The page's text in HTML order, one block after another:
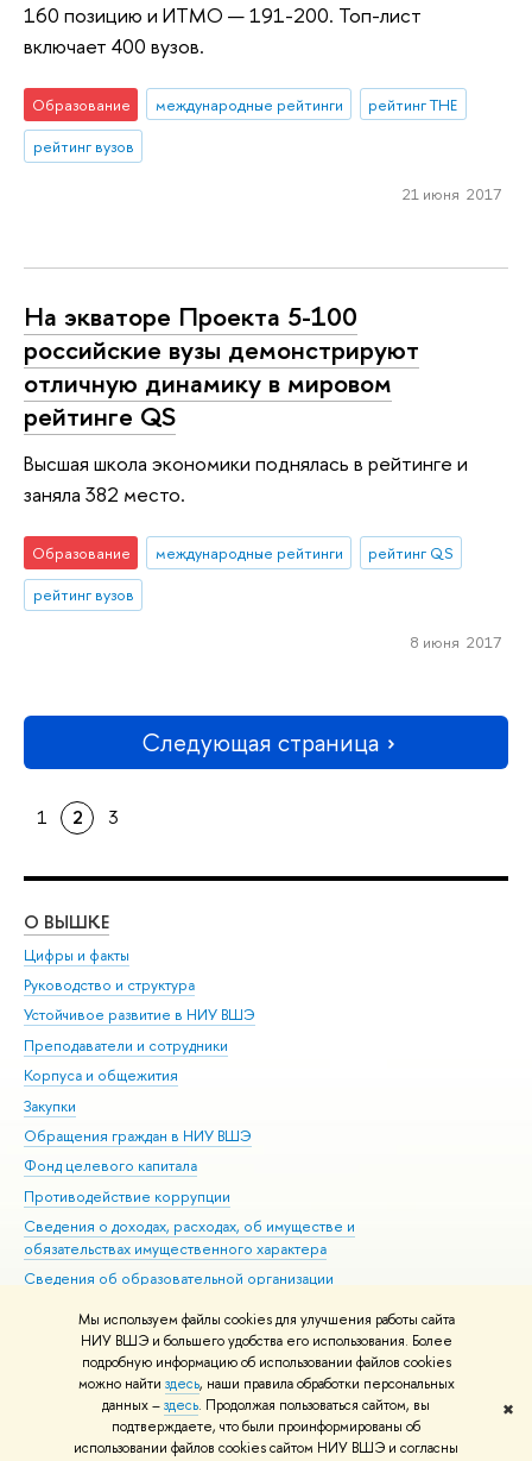
Мы используем файлы cookies для улучшения работы сайта
НИУ ВШЭ и большего удобства его использования. Более
подробную информацию об использовании файлов cookies
можно найти здесь, наши правила обработки персональных
данных –здесь. Продолжая пользоваться сайтом, вы
подтверждаете, что были проинформированы об
использовании файлов cookies сайтом НИУ ВШЭ и согласны
✖
160 позицию и ИТМО — 191-200. Топ-лист
включает 400 вузов.
Образование международные рейтинги
рейтинг THE
рейтинг вузов
21 июня 2017
На экваторе Проекта 5-100
российские вузы демонстрируют
отличную динамику в мировом
рейтинге QS
Высшая школа экономики поднялась в рейтинге и
заняла 382 место.
Образование международные рейтинги
рейтинг QS
рейтинг вузов
8 июня 2017
Следующая страница
1 2 3
О ВЫШКЕ
Цифры и факты
Руководство и структура
Устойчивое развитие в НИУ ВШЭ
Преподаватели и сотрудники
Корпуса и общежития
Закупки
Обращения граждан в НИУ ВШЭ
Фонд целевого капитала
Противодействие коррупции
Сведения о доходах, расходах, об имуществе и
обязательствах имущественного характера
Сведения об образовательной организации
Людям с ограниченными возможностями здоровья
Единая платежная страница
Работа в Вышке
© НИУ ВШЭ 1993–2026 Адреса и контакты Условия использования